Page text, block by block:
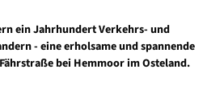
ein Jahrhundert Verkehrs- und
- eine erholsame und spannende
bei Hemmoor im Osteland.